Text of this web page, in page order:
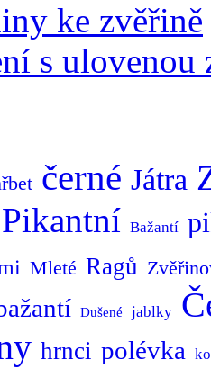
ke zvěřině
s ulovenou
černé Játra
Pikantní Bažantí
Mleté Ragů
Dušené jablky
hrnci polévka